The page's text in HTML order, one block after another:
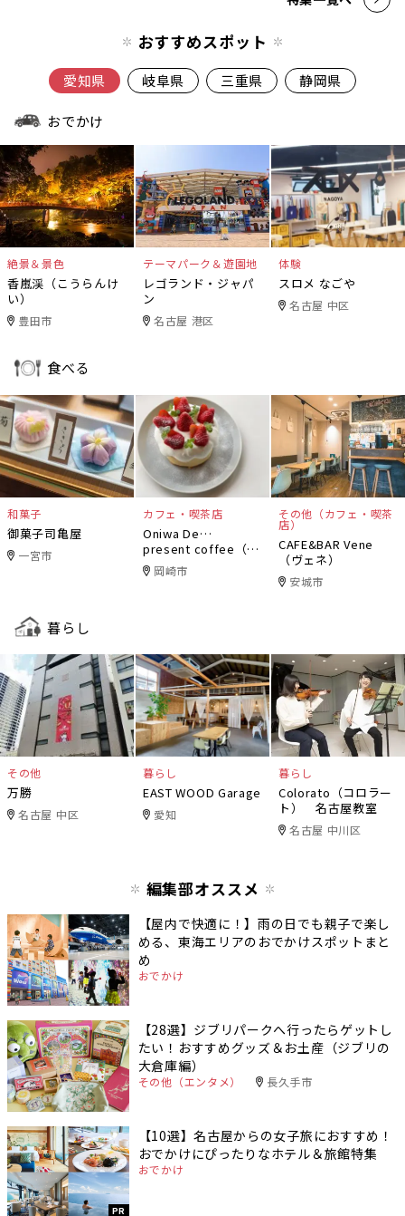
おすすめスポット
愛知県 岐阜県 三重県 静岡県
おでかけ
絶景＆景色
香嵐渓（こうらんけ
い）
豊田市
テーマパーク＆遊園地
レゴランド・ジャパ
ン
名古屋 港区
体験
スロメ なごや
名古屋 中区
食べる
和菓子
御菓子司亀屋
一宮市
カフェ・喫茶店
Oniwa De…
present coffee（オ
ニワデ）
岡崎市
その他（カフェ・喫茶
店）
CAFE&BAR Vene
（ヴェネ）
安城市
暮らし
その他
万勝
名古屋 中区
暮らし
EAST WOOD Garage
愛知
暮らし
Colorato（コロラー
ト） 名古屋教室
名古屋 中川区
編集部オススメ
【屋内で快適に！】雨の日でも親子で楽し
める、東海エリアのおでかけスポットまと
め
おでかけ
【28選】ジブリパークへ行ったらゲットし
たい！おすすめグッズ＆お土産（ジブリの
大倉庫編）
その他（エンタメ） 長久手市
PR
【10選】名古屋からの女子旅におすすめ！
おでかけにぴったりなホテル＆旅館特集
おでかけ